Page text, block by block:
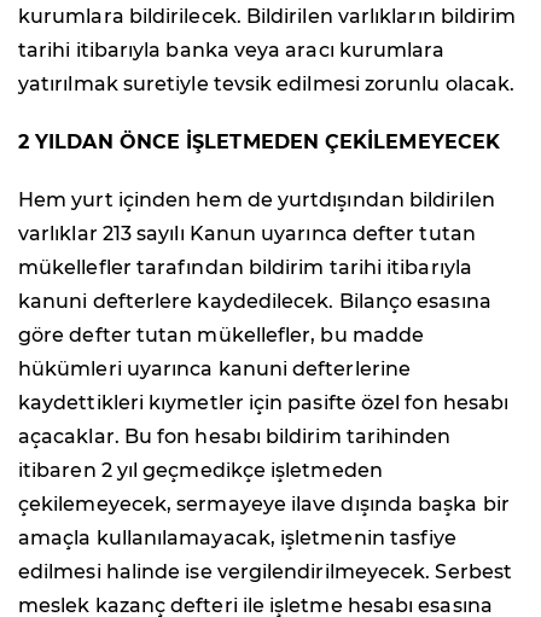
kurumlara bildirilecek. Bildirilen varlıkların bildirim
tarihi itibarıyla banka veya aracı kurumlara
yatırılmak suretiyle tevsik edilmesi zorunlu olacak.
2 YILDAN ÖNCE İŞLETMEDEN ÇEKİLEMEYECEK
Hem yurt içinden hem de yurtdışından bildirilen
varlıklar 213 sayılı Kanun uyarınca defter tutan
mükellefler tarafından bildirim tarihi itibarıyla
kanuni defterlere kaydedilecek. Bilanço esasına
göre defter tutan mükellefler, bu madde
hükümleri uyarınca kanuni defterlerine
kaydettikleri kıymetler için pasifte özel fon hesabı
açacaklar. Bu fon hesabı bildirim tarihinden
itibaren 2 yıl geçmedikçe işletmeden
çekilemeyecek, sermayeye ilave dışında başka bir
amaçla kullanılamayacak, işletmenin tasfiye
edilmesi halinde ise vergilendirilmeyecek. Serbest
meslek kazanç defteri ile işletme hesabı esasına